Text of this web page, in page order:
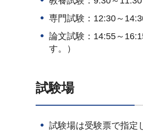
専門試験：12:30～
論文試験：14:55～
す。）
試験場
試験場は受験票で指定